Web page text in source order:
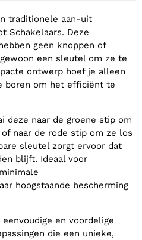
traditionele aan-uit
Schakelaars. Deze
geen knoppen of
een sleutel om ze te
ontwerp hoef je alleen
boren om het efficiënt te
deze naar de groene stip om
naar de rode stip om ze los
sleutel zorgt ervoor dat
blijft. Ideaal voor
hoogstaande bescherming
en voordelige
die een unieke,